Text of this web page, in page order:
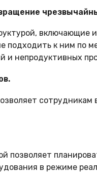
подходить к ним по
и непродуктивных
позволяет
в режиме